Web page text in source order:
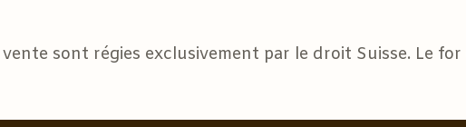
sont régies exclusivement par le droit Suisse. Le for